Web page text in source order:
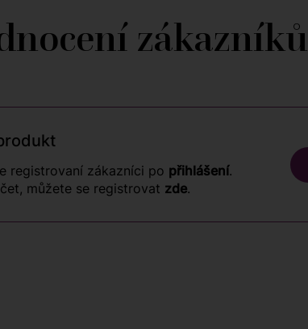
zákazníků
registrovaní zákazníci po přihlášení.
můžete se registrovat zde.